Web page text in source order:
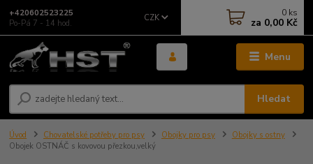
Menu
CZK
Hledat
+420602523225
Po-Pá 7 - 14 hod.
0 ks
za 0,00 Kč
Úvod Chovatelské potřeby pro psy Obojky pro psy
Obojky s ostny
Obojek OSTNÁČ s kovovou přezkou,velký